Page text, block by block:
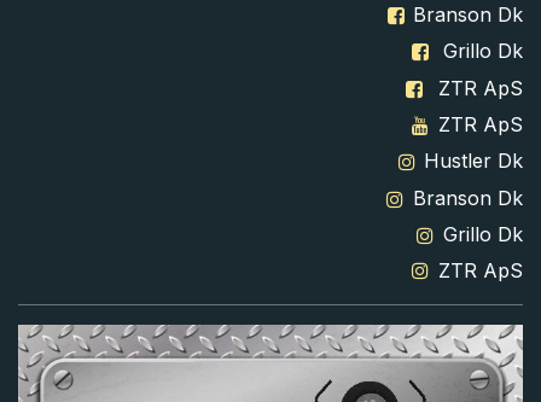
Branson Dk
Grillo Dk
ZTR ApS
ZTR ApS
Hustler Dk
Branson Dk
Grillo Dk
ZTR ApS